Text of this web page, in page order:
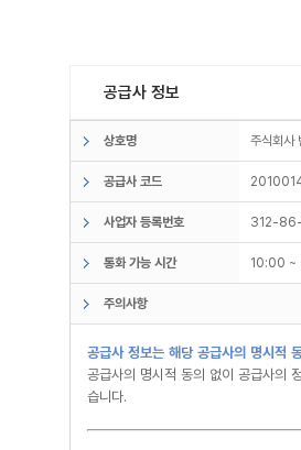
공급사 정보
상호명 주식회
공급사 코드
사업자 등록번호 312-
통화 가능 시간 10:00
주의사항
공급사 정보는 해당 공급사의 명시적
공급사의 명시적 동의 없이 공급사의
습니다.